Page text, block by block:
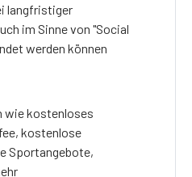
langfristiger
im Sinne von "Social
werden können
wie kostenloses
kostenlose
Sportangebote,